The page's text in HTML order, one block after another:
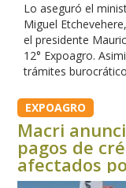
Lo aseguró el
Miguel
el presidente
12° Expoagro.
trámites
EXPOAGRO
Macri
pagos de
afectados